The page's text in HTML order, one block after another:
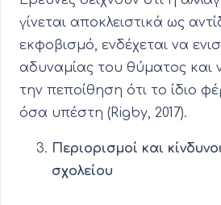
γίνεται αποκλειστικά ως
εκφοβισμό, ενδέχεται να
αδυναμίας του θύματος και
την πεποίθηση ότι το ίδιο
όσα υπέστη (Rigby, 2017).
Περιορισμοί και
σχολείου